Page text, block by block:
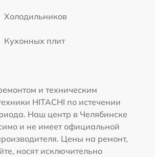
Холодильников
Кухонных плит
и техническим
HITACHI по истечении
Наш центр в Челябинске
и не имеет официальной
Цены на ремонт,
носят исключительно